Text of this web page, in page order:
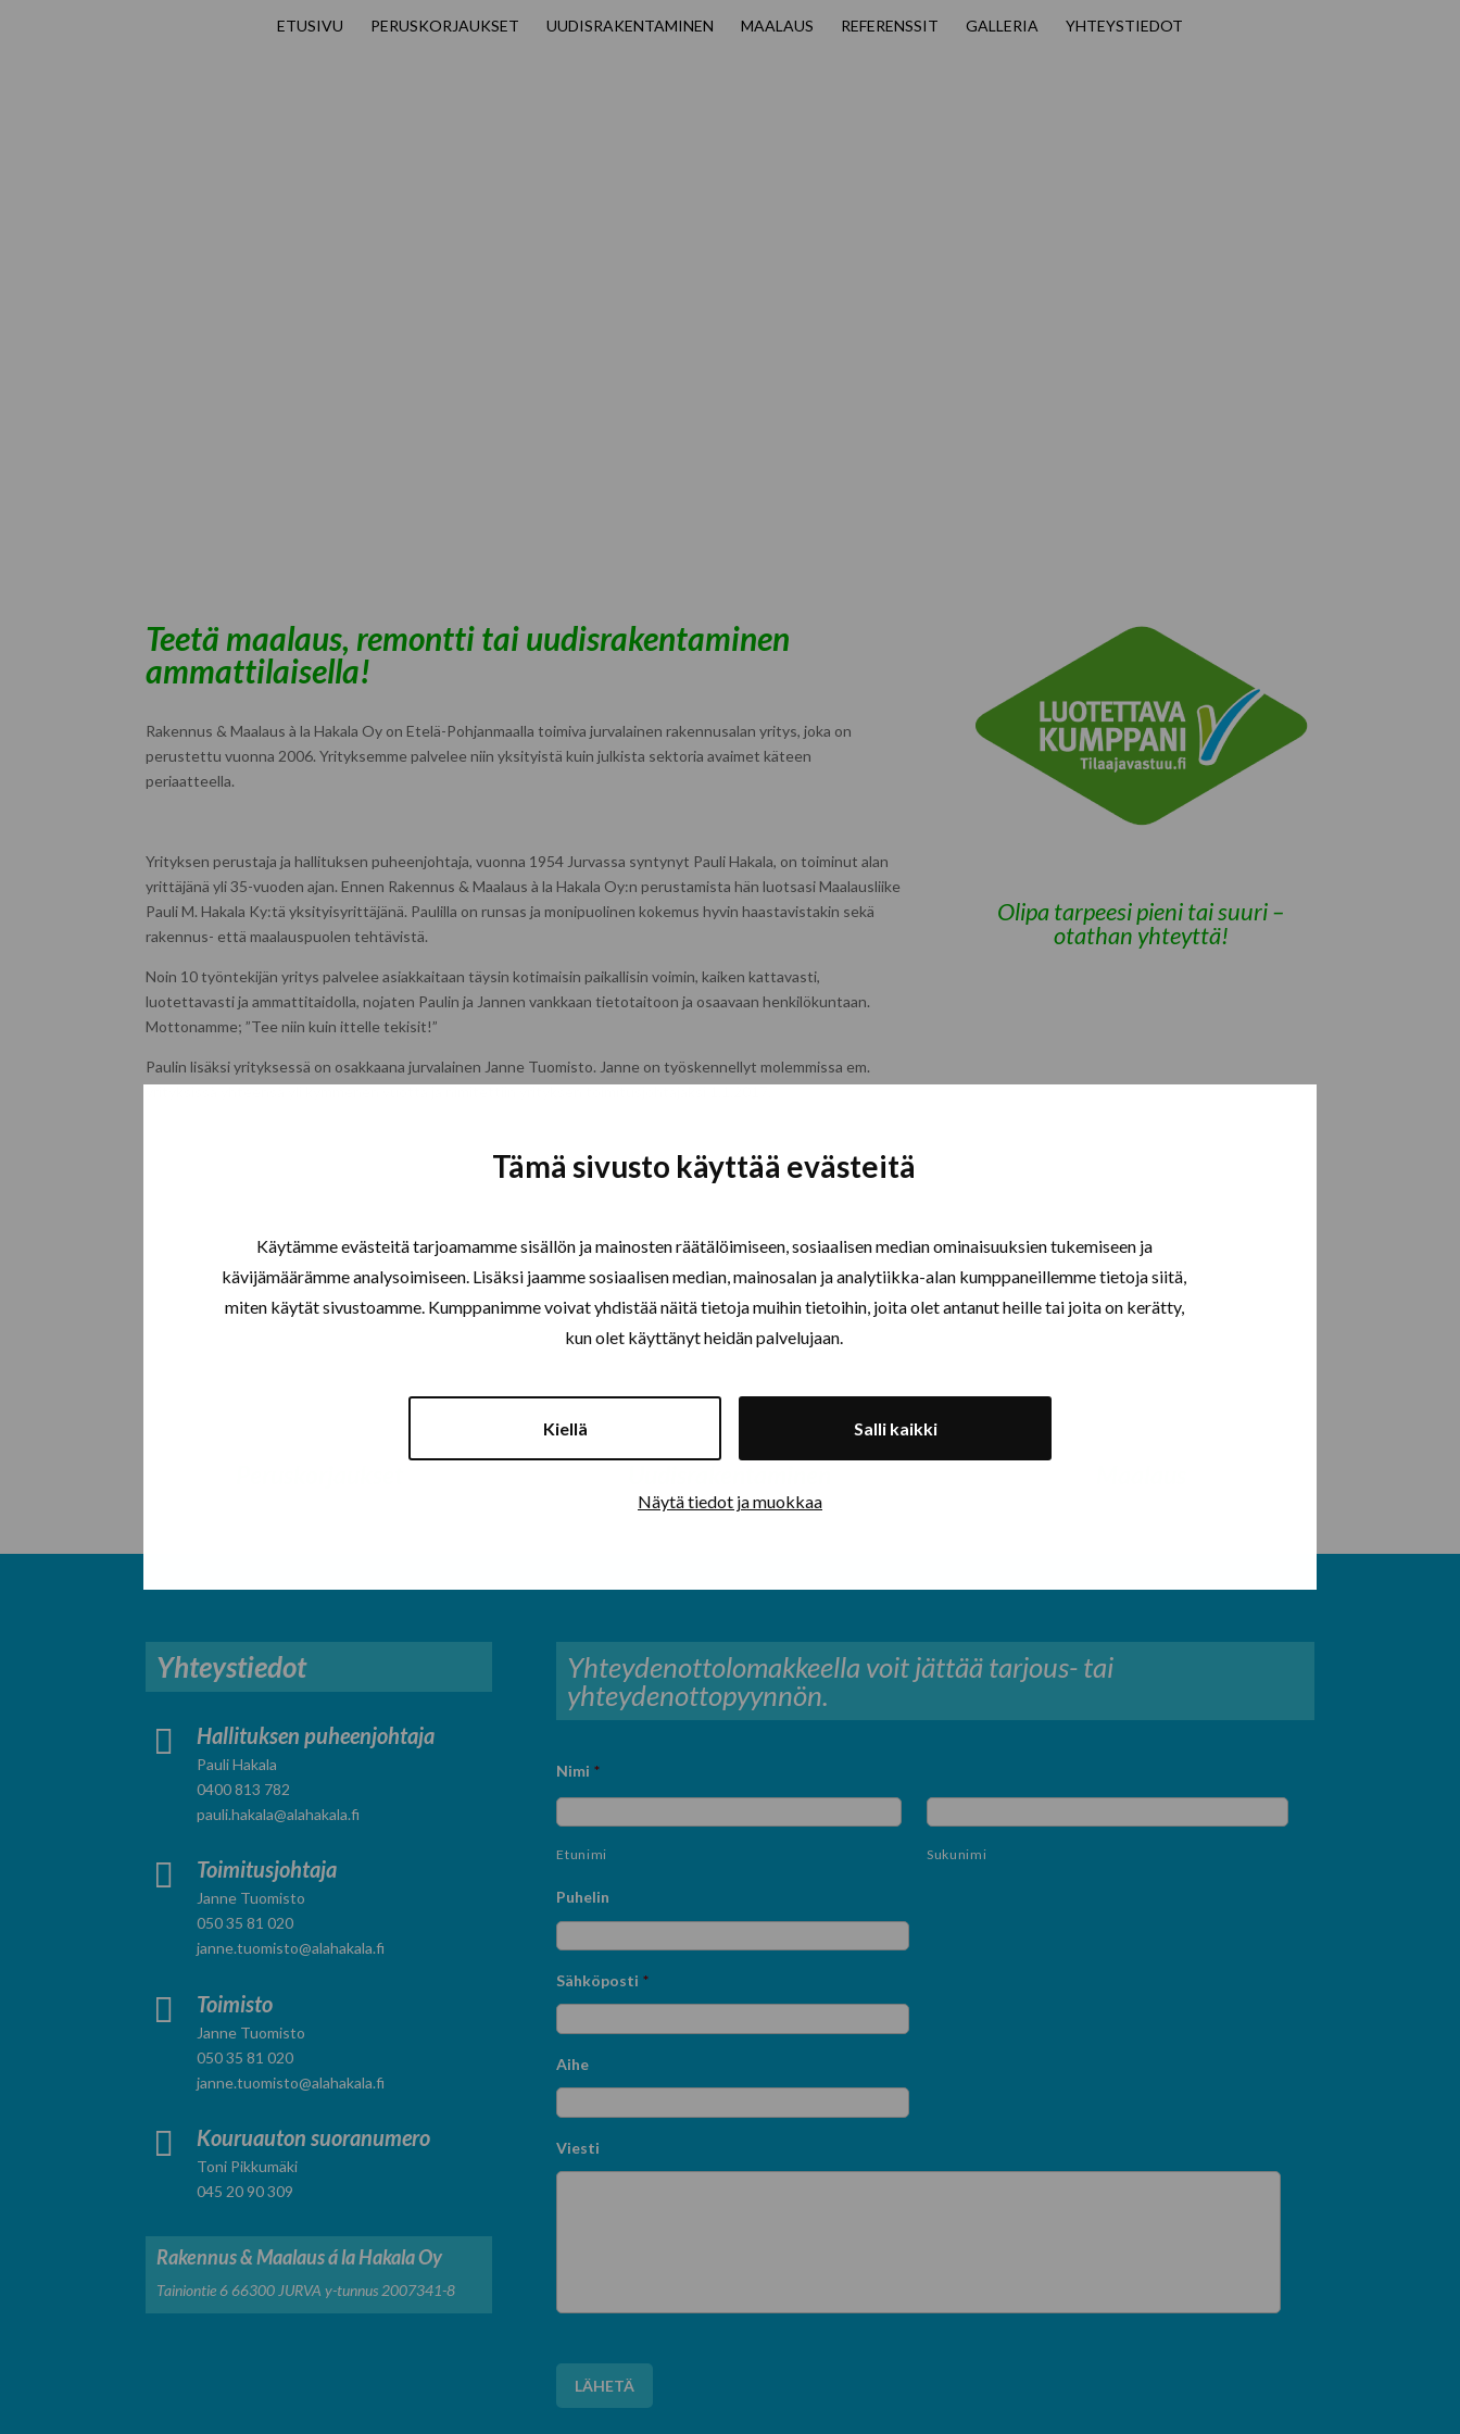
Tämä sivusto käyttää evästeitä
Käytämme evästeitä tarjoamamme sisällön ja mainosten räätälöimiseen, sosiaalisen median ominaisuuksien tukemiseen ja
kävijämäärämme analysoimiseen. Lisäksi jaamme sosiaalisen median, mainosalan ja analytiikka-alan kumppaneillemme tietoja siitä,
miten käytät sivustoamme. Kumppanimme voivat yhdistää näitä tietoja muihin tietoihin, joita olet antanut heille tai joita on kerätty,
kun olet käyttänyt heidän palvelujaan.
Kiellä Salli kaikki
Näytä tiedot ja muokkaa
ETUSIVU PERUSKORJAUKSET UUDISRAKENTAMINEN MAALAUS REFERENSSIT GALLERIA YHTEYSTIEDOT
Teetä maalaus, remontti tai uudisrakentaminen
ammattilaisella!
Rakennus & Maalaus à la Hakala Oy on Etelä-Pohjanmaalla toimiva jurvalainen rakennusalan yritys, joka on
perustettu vuonna 2006. Yrityksemme palvelee niin yksityistä kuin julkista sektoria avaimet käteen
periaatteella.
Yrityksen perustaja ja hallituksen puheenjohtaja, vuonna 1954 Jurvassa syntynyt Pauli Hakala, on toiminut alan
yrittäjänä yli 35-vuoden ajan. Ennen Rakennus & Maalaus à la Hakala Oy:n perustamista hän luotsasi Maalausliike
Pauli M. Hakala Ky:tä yksityisyrittäjänä. Paulilla on runsas ja monipuolinen kokemus hyvin haastavistakin sekä
rakennus- että maalauspuolen tehtävistä.
Noin 10 työntekijän yritys palvelee asiakkaitaan täysin kotimaisin paikallisin voimin, kaiken kattavasti,
luotettavasti ja ammattitaidolla, nojaten Paulin ja Jannen vankkaan tietotaitoon ja osaavaan henkilökuntaan.
Mottonamme; ”Tee niin kuin ittelle tekisit!”
Paulin lisäksi yrityksessä on osakkaana jurvalainen Janne Tuomisto. Janne on työskennellyt molemmissa em.
Olipa tarpeesi pieni tai suuri –
otathan yhteyttä!
vuoden kirjallisen asennustakuun!
myöntämät takuut.
kotitalousvähennyskelpoisia!
Yhteystiedot
 Hallituksen puheenjohtaja
Pauli Hakala
0400 813 782
pauli.hakala@alahakala.fi
 Toimitusjohtaja
Janne Tuomisto
050 35 81 020
janne.tuomisto@alahakala.fi
 Toimisto
Janne Tuomisto
050 35 81 020
janne.tuomisto@alahakala.fi
 Kouruauton suoranumero
Toni Pikkumäki
045 20 90 309
Rakennus & Maalaus á la Hakala Oy
Tainiontie 6 66300 JURVA y-tunnus 2007341-8
Yhteydenottolomakkeella voit jättää tarjous- tai
yhteydenottopyynnön.
Nimi *
Etunimi Sukunimi
Puhelin
Sähköposti *
Aihe
Viesti